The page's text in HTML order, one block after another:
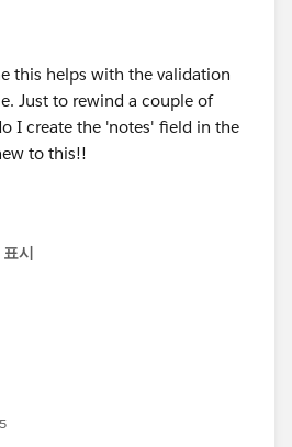
this helps with the validation
Just to rewind a couple of
I create the 'notes' field in the
to this!!
시